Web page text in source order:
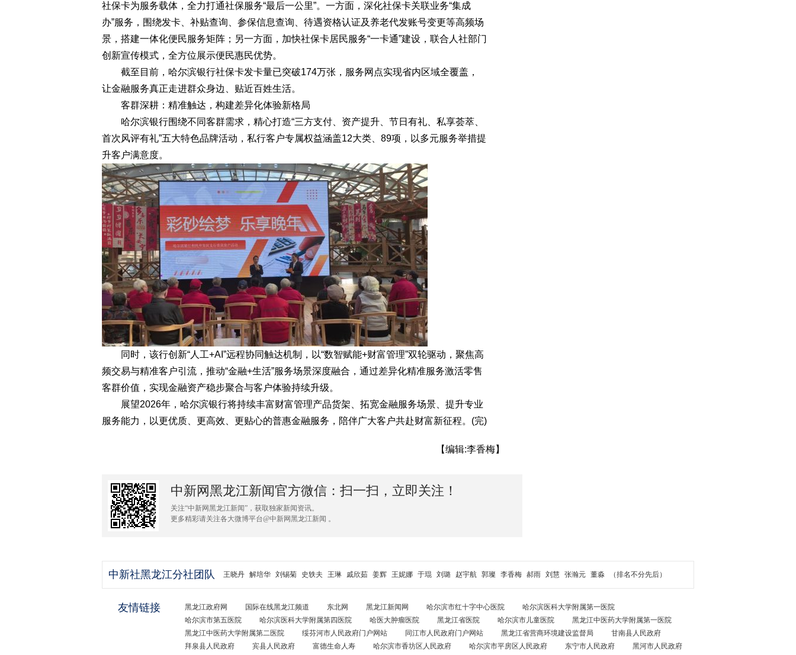
社保卡为服务载体，全力打通社保服务“最后一公里”。一方面，深化社保卡关联业务“集成
办”服务，围绕发卡、补贴查询、参保信息查询、待遇资格认证及养老代发账号变更等高频场
景，搭建一体化便民服务矩阵；另一方面，加快社保卡居民服务“一卡通”建设，联合人社部门
创新宣传模式，全方位展示便民惠民优势。
截至目前，哈尔滨银行社保卡发卡量已突破174万张，服务网点实现省内区域全覆盖，
让金融服务真正走进群众身边、贴近百姓生活。
客群深耕：精准触达，构建差异化体验新格局
哈尔滨银行围绕不同客群需求，精心打造“三方支付、资产提升、节日有礼、私享荟萃、
首次风评有礼”五大特色品牌活动，私行客户专属权益涵盖12大类、89项，以多元服务举措提
升客户满意度。
同时，该行创新“人工+AI”远程协同触达机制，以“数智赋能+财富管理”双轮驱动，聚焦高
频交易与精准客户引流，推动“金融+生活”服务场景深度融合，通过差异化精准服务激活零售
客群价值，实现金融资产稳步聚合与客户体验持续升级。
展望2026年，哈尔滨银行将持续丰富财富管理产品货架、拓宽金融服务场景、提升专业
服务能力，以更优质、更高效、更贴心的普惠金融服务，陪伴广大客户共赴财富新征程。(完)
【编辑:李香梅】
中新网黑龙江新闻官方微信：扫一扫，立即关注！
关注“中新网黑龙江新闻”，获取独家新闻资讯。
更多精彩请关注各大微博平台@中新网黑龙江新闻 。
中新社黑龙江分社团队 王晓丹 解培华 刘锡菊 史轶夫 王琳 戚欣茹 姜辉 王妮娜 于琨 刘璐 赵宇航 郭璨 李香梅 郝雨 刘慧 张瀚元 董淼 （排名不分先后）
友情链接 黑龙江政府网 国际在线黑龙江频道 东北网 黑龙江新闻网 哈尔滨市红十字中心医院
哈尔滨医科大学附属第一医院
哈尔滨市第五医院
哈尔滨医科大学附属第四医院 哈医大肿瘤医院 黑龙江省医院 哈尔滨市儿童医院
黑龙江中医药大学附属第一医院
黑龙江中医药大学附属第二医院
绥芬河市人民政府门户网站 同江市人民政府门户网站 黑龙江省营商环境建设监督局
甘南县人民政府
拜泉县人民政府
宾县人民政府 富德生命人寿 哈尔滨市香坊区人民政府 哈尔滨市平房区人民政府 东宁市人民政府 黑河市人民政府